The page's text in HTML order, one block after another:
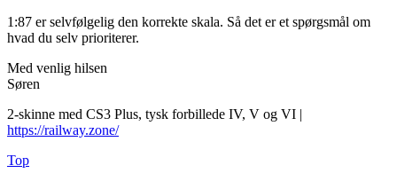
1:87 er selvfølgelig den korrekte skala. Så det er et spørgsmål om
hvad du selv prioriterer.
Med venlig hilsen
Søren
2-skinne med CS3 Plus, tysk forbillede IV, V og VI |
https://railway.zone/
Top